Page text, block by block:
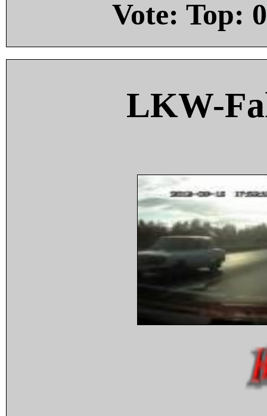
Vote: Top: 0
LKW-